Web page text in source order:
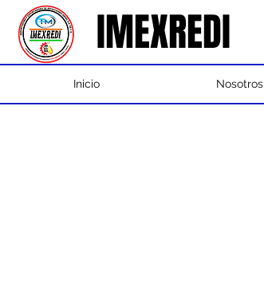
IMEXREDI
IMEXREDI
Inicio Nosotros